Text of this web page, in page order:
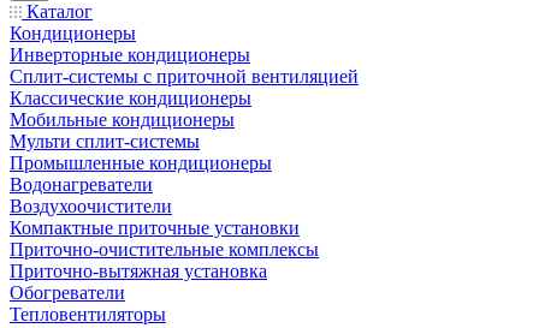
Каталог
Кондиционеры
Инверторные кондиционеры
Сплит-системы с приточной вентиляцией
Классические кондиционеры
Мобильные кондиционеры
Мульти сплит-системы
Промышленные кондиционеры
Водонагреватели
Воздухоочистители
Компактные приточные установки
Приточно-очистительные комплексы
Приточно-вытяжная установка
Обогреватели
Тепловентиляторы